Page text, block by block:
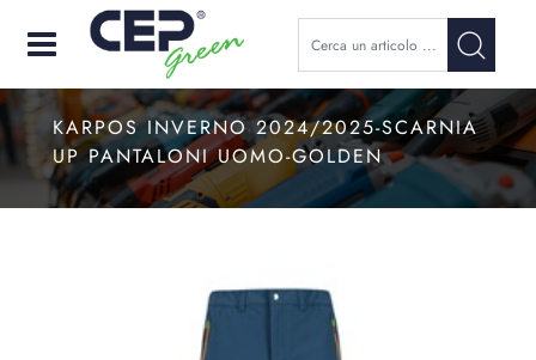
Open
KARPOS INVERNO 2024/2025-SCARNIA
UP PANTALONI UOMO-GOLDEN